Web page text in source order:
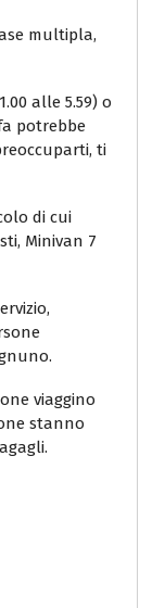
multipla,
alle 5.59) o
potrebbe
ti
di cui
Minivan 7
viaggino
stanno